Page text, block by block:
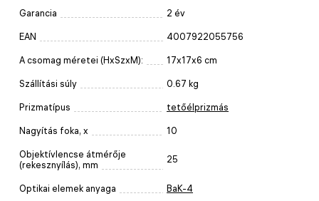
Garancia 2 év
EAN 4007922055756
A csomag méretei (HxSzxM): 17x17x6 cm
Szállítási súly 0.67 kg
Prizmatípus tetőélprizmás
Nagyítás foka, x 10
Objektívlencse átmérője
(rekesznyílás), mm
25
Optikai elemek anyaga BaK-4